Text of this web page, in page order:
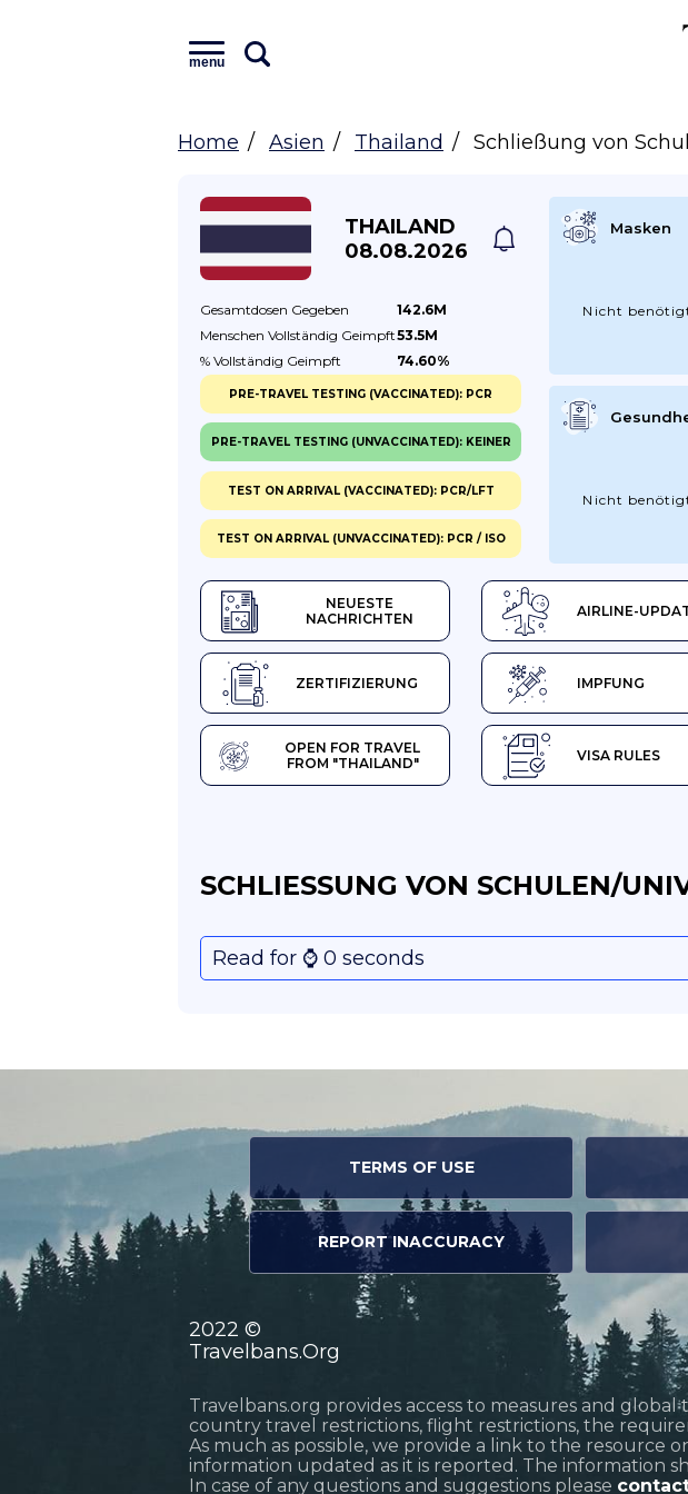
menu
Home Asien Thailand Schließung von
THAILAND
08.08.2026
Gesamtdosen Gegeben
142.6M
Menschen Vollständig Geimpft53.5M
% Vollständig Geimpft 74.60%
NEUESTE
NACHRICHTEN
AIRLINE-
ZERTIFIZIERUNG IMPFUNG
OPEN FOR TRAVEL
FROM "THAILAND"
VISA RULES
Masken
Nicht
Nicht
PRE-TRAVEL TESTING (VACCINATED): PCR
PRE-TRAVEL TESTING (UNVACCINATED): KEINER
TEST ON ARRIVAL (VACCINATED): PCR/LFT
TEST ON ARRIVAL (UNVACCINATED): PCR / ISO
SCHLIESSUNG VON SCHULEN/
Read for ⌚️ 0 seconds
TERMS OF USE
REPORT INACCURACY
2022 ©
Travelbans.Org
Travelbans.org provides access to measures and
country travel restrictions, flight restrictions, the
As much as possible, we provide a link to the
information updated as it is reported. The information
In case of any questions and suggestions please